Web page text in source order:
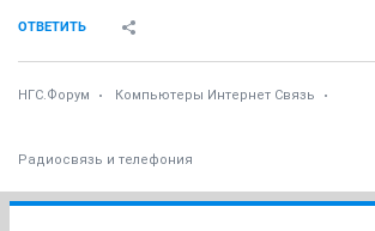
ОТВЕТИТЬ
НГС.Форум Компьютеры Интернет Связь
Радиосвязь и телефония